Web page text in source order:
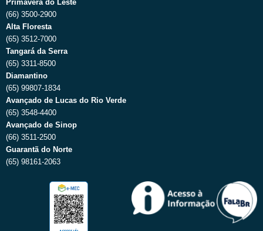
Primavera do Leste
(66) 3500-2900
Alta Floresta
(65) 3512-7000
Tangará da Serra
(65) 3311-8500
Diamantino
(65) 99807-1834
Avançado de Lucas do Rio Verde
(65) 3548-4400
Avançado de Sinop
(66) 3511-2500
Guarantã do Norte
(65) 98161-2063